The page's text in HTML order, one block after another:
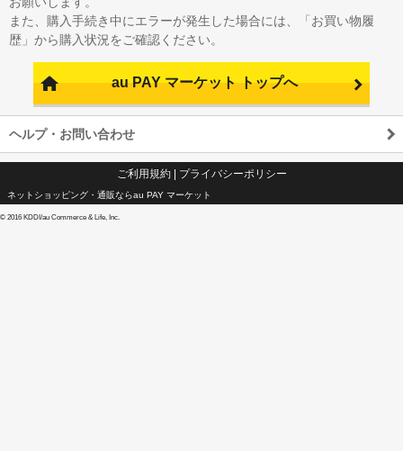
また、購入手続き中にエラーが発生した場合には、「お買い物履
歴」から購入状況をご確認ください。
au PAY マーケット トップへ
ヘルプ・お問い合わせ
ご利用規約| プライバシーポリシー
ネットショッピング・通販ならau PAY マーケット
© 2016 KDDI/au Commerce & Life, Inc.